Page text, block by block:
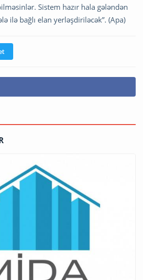
Sistem hazır hala gələndən
ilə bağlı elan yerləşdiriləcək”. (Apa)